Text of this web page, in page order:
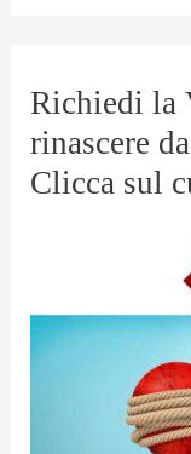
Richiedi la
rinascere
Clicca sul